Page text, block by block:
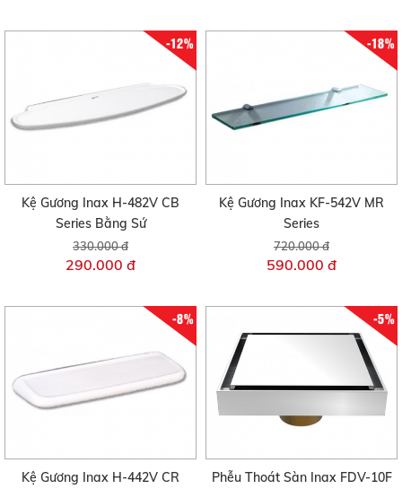
-12%
Kệ Gương Inax H-482V CB
Series Bằng Sứ
330.000 đ
290.000 đ
-18%
Kệ Gương Inax KF-542V MR
Series
720.000 đ
590.000 đ
-8%
Kệ Gương Inax H-442V CR
-5%
Phễu Thoát Sàn Inax FDV-10F